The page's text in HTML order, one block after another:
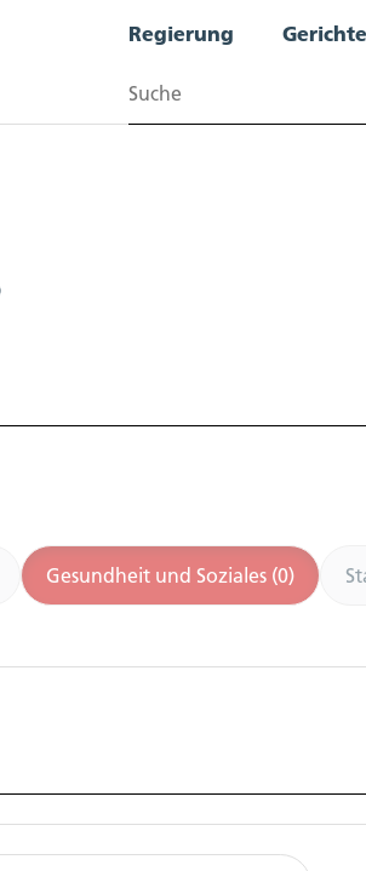
Regierung Gerichte
Suchen
Gesundheit und Soziales (0)